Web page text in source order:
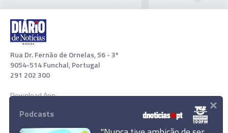
Rua Dr. Fernão de Ornelas, 56 - 3º
9054-514 Funchal, Portugal
291 202 300
Download App
Podcasts ×